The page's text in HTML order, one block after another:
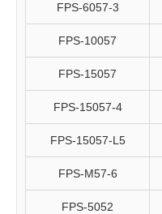
FPS-6057-3
FPS-10057
FPS-15057
FPS-15057-4
FPS-15057-L5
FPS-M57-6
FPS-5052